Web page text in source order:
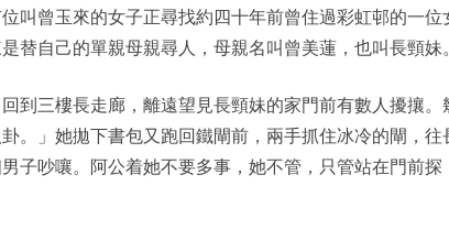
叫曾玉來的女子正尋找約四十年前曾住過彩虹邨的一位
自己的單親母親尋人，母親名叫曾美蓮，也叫長頸妹。
到三樓長走廊，離遠望見長頸妹的家門前有數人擾攘。
。」她拋下書包又跑回鐵閘前，兩手抓住冰冷的閘，往
子吵嚷。阿公着她不要多事，她不管，只管站在門前探